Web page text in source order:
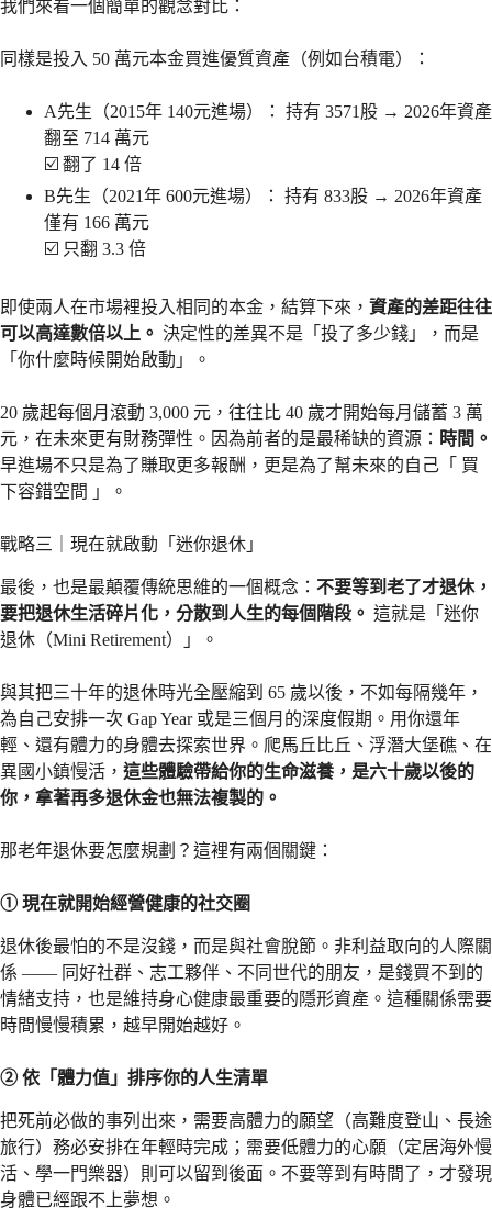
我們來看一個簡單的觀念對比：
同樣是投入 50 萬元本金買進優質資產（例如台積電）：
A先生（2015年 140元進場）： 持有 3571股 → 2026年資產
翻至 714 萬元
☑️ 翻了 14 倍
B先生（2021年 600元進場）： 持有 833股 → 2026年資產
僅有 166 萬元
☑️ 只翻 3.3 倍
即使兩人在市場裡投入相同的本金，結算下來， 資產的差距往往
可以高達數倍以上。 決定性的差異不是「投了多少錢」，而是
「你什麼時候開始啟動」。
20 歲起每個月滾動 3,000 元，往往比 40 歲才開始每月儲蓄 3 萬
元，在未來更有財務彈性。因為前者的是最稀缺的資源： 時間。
早進場不只是為了賺取更多報酬，更是為了幫未來的自己「 買
下容錯空間 」。
戰略三｜現在就啟動「迷你退休」
最後，也是最顛覆傳統思維的一個概念： 不要等到老了才退休，
要把退休生活碎片化，分散到人生的每個階段。 這就是「迷你
退休（Mini Retirement）」。
與其把三十年的退休時光全壓縮到 65 歲以後，不如每隔幾年，
為自己安排一次 Gap Year 或是三個月的深度假期。用你還年
輕、還有體力的身體去探索世界。爬馬丘比丘、浮潛大堡礁、在
異國小鎮慢活， 這些體驗帶給你的生命滋養，是六十歲以後的
你，拿著再多退休金也無法複製的。
那老年退休要怎麼規劃？這裡有兩個關鍵：
① 現在就開始經營健康的社交圈
退休後最怕的不是沒錢，而是與社會脫節。非利益取向的人際關
係 —— 同好社群、志工夥伴、不同世代的朋友，是錢買不到的
情緒支持，也是維持身心健康最重要的隱形資產。這種關係需要
時間慢慢積累，越早開始越好。
② 依「體力值」排序你的人生清單
把死前必做的事列出來，需要高體力的願望（高難度登山、長途
旅行）務必安排在年輕時完成；需要低體力的心願（定居海外慢
活、學一門樂器）則可以留到後面。不要等到有時間了，才發現
身體已經跟不上夢想。